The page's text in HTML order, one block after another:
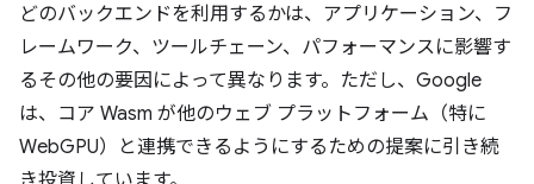
どのバックエンドを利用するかは、アプリケーション、フ
レームワーク、ツールチェーン、パフォーマンスに影響す
るその他の要因によって異なります。ただし、Google
は、コア Wasm が他のウェブ プラットフォーム（特に
WebGPU）と連携できるようにするための提案に引き続